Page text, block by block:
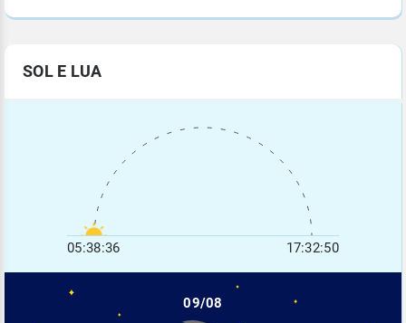
SOL E LUA
05:38:36 17:32:50
09/08